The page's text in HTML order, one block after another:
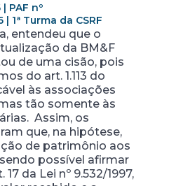
PAF nº
1ª Turma da CSRF
entendeu que o
da BM&F
de uma cisão, pois
do art. 1.113 do
às associações
tão somente às
Assim, os
que, na hipótese,
de patrimônio aos
possível afirmar
da Lei nº 9.532/1997,